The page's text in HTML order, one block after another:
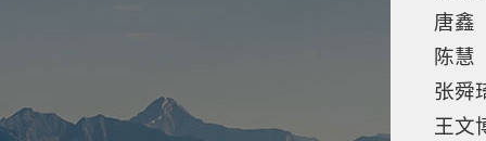
唐鑫
陈慧
张舜
王文